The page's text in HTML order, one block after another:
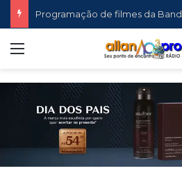
Programação de filmes da Band